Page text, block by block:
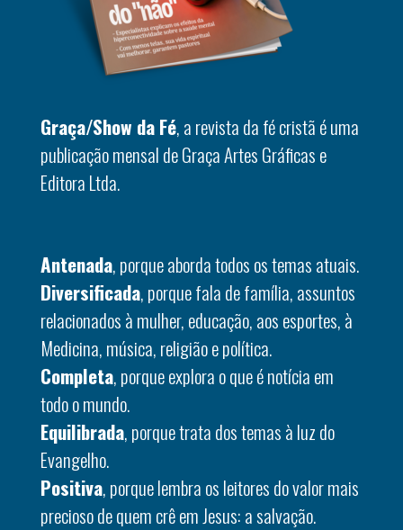
Graça/Show da Fé, a revista da fé cristã é uma
publicação mensal de Graça Artes Gráficas e
Editora Ltda.
Antenada, porque aborda todos os temas atuais.
Diversificada, porque fala de família, assuntos
relacionados à mulher, educação, aos esportes, à
Medicina, música, religião e política.
Completa, porque explora o que é notícia em
todo o mundo.
Equilibrada, porque trata dos temas à luz do
Evangelho.
Positiva, porque lembra os leitores do valor mais
precioso de quem crê em Jesus: a salvação.